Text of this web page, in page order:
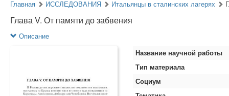
Главная ИССЛЕДОВАНИЯ Итальянцы в сталинских лагерях
Глава V. От памяти до забвения
Описание
Название научной работы
Тип материала
Социум